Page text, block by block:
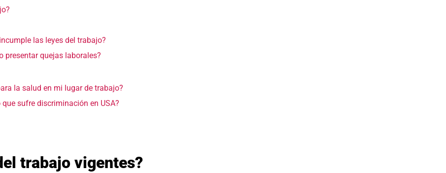
las leyes del trabajo?
presentar quejas laborales?
la salud en mi lugar de trabajo?
sufre discriminación en USA?
trabajo vigentes?